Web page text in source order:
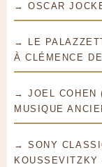
→ OSCAR
→ LE
À CLÉMENCE
→ JOEL COHEN
MUSIQUE
→ SONY
KOUSSEVITZKY